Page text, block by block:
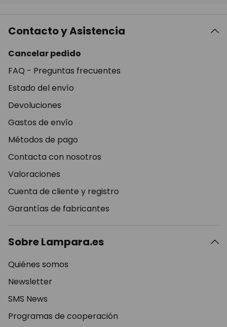
Contacto y Asistencia
Cancelar pedido
FAQ - Preguntas frecuentes
Estado del envío
Devoluciones
Gastos de envío
Métodos de pago
Contacta con nosotros
Valoraciones
Cuenta de cliente y registro
Garantías de fabricantes
Sobre Lampara.es
Quiénes somos
Newsletter
SMS News
Programas de cooperación